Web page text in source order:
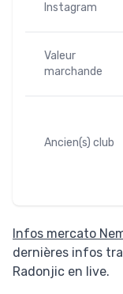
Instagram
Valeur
marchande
Ancien(s) club
Infos mercato
dernières infos
Radonjic en live.